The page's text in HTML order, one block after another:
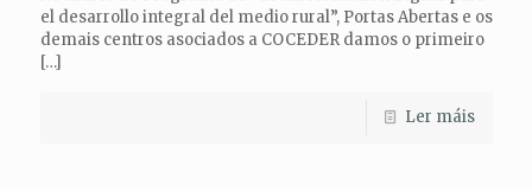
el desarrollo integral del medio rural”, Portas Abertas e os
demais centros asociados a COCEDER damos o primeiro
[…]
Ler máis